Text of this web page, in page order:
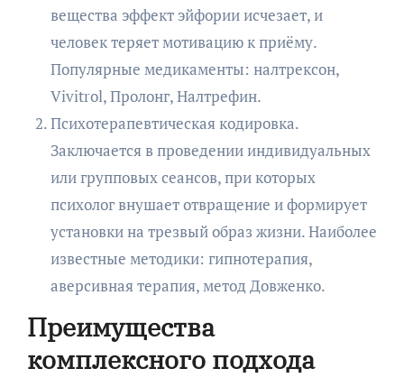
вещества эффект эйфории исчезает, и
человек теряет мотивацию к приёму.
Популярные медикаменты: налтрексон,
Vivitrol, Пролонг, Налтрефин.
Психотерапевтическая кодировка.
Заключается в проведении индивидуальных
или групповых сеансов, при которых
психолог внушает отвращение и формирует
установки на трезвый образ жизни. Наиболее
известные методики: гипнотерапия,
аверсивная терапия, метод Довженко.
Преимущества
комплексного подхода